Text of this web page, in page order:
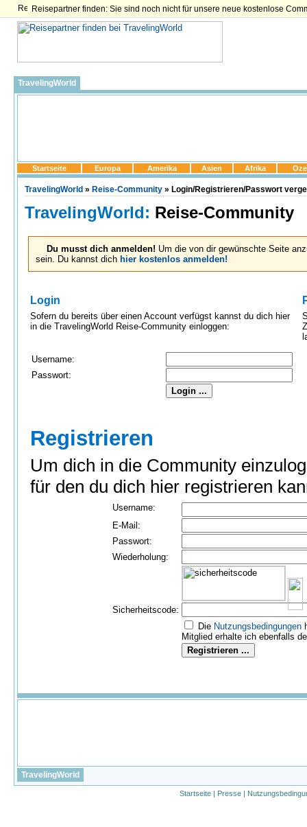
Reisepartner finden: Sie sind noch nicht für unsere neue kostenlose
TravelingWorld
Startseite Europa Amerika Asien Afrika
TravelingWorld » Reise-Community » Login/Registrieren/Passwort
TravelingWorld: Reise-Community
Du musst dich anmelden! Um die von dir gewünschte Seite
sein. Du kannst dich hier kostenlos anmelden!
Login
Sofern du bereits über einen Account verfügst kannst du dich hier
in die TravelingWorld Reise-Community einloggen:
Username:
Passwort:
Registrieren
Um dich in die Community
für den du dich hier registrieren
Username:
E-Mail:
Passwort:
Wiederholung:
Sicherheitscode:
Die Nutzungs­bedingungen
Mitglied erhalte ich ebenfalls
TravelingWorld
Startseite | Presse |